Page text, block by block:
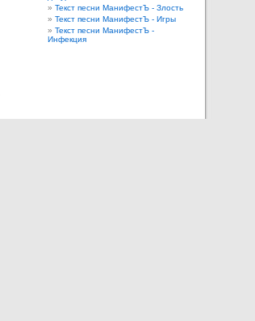
Текст песни МанифестЪ - Злость
Текст песни МанифестЪ - Игры
Текст песни МанифестЪ -
Инфекция